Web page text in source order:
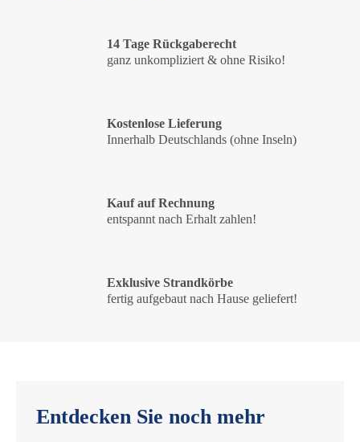
14 Tage Rückgaberecht
ganz unkompliziert & ohne Risiko!
Kostenlose Lieferung
Innerhalb Deutschlands (ohne Inseln)
Kauf auf Rechnung
entspannt nach Erhalt zahlen!
Exklusive Strandkörbe
fertig aufgebaut nach Hause geliefert!
Entdecken Sie noch mehr